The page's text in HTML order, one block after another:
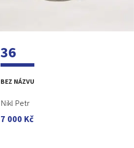
36
BEZ NÁZVU
Nikl Petr
7 000 Kč